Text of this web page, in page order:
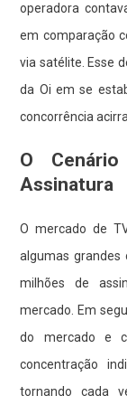
operadora
em comparação
via satélite. Esse
da Oi em se
concorrência
O
Assinatura
O mercado de
algumas grandes
milhões de
mercado. Em
do mercado e
concentração
tornando cada